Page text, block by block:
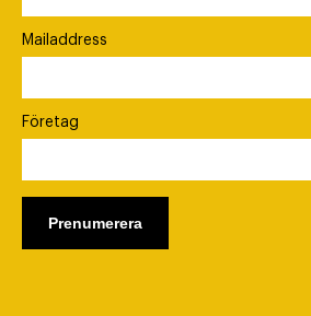
Mailaddress
Företag